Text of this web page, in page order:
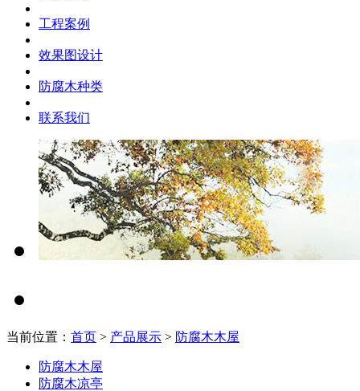
工程案例
效果图设计
防腐木种类
联系我们
当前位置： 首页 > 产品展示 > 防腐木木屋
防腐木木屋
防腐木凉亭